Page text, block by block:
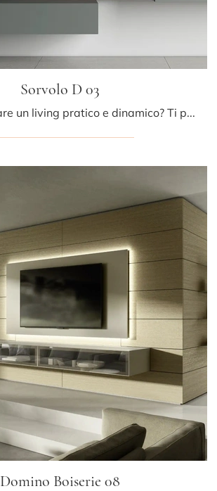
Sorvolo D 03
Vuoi ammobiliare un living pratico e dinamico? Ti presentiamo la parete attrezzata Sorvolo D 03 Fimar dalle forme decise moderne.
Domino Boiserie 08